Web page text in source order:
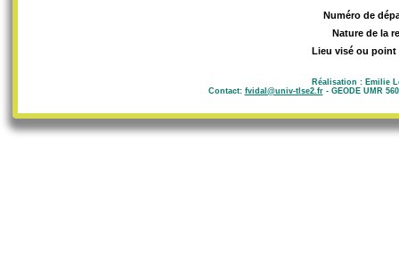
Numéro de
Nature de la
Lieu visé ou point
Réalisation : Emilie
Contact: fvidal@univ-tlse2.fr- GEODE UMR